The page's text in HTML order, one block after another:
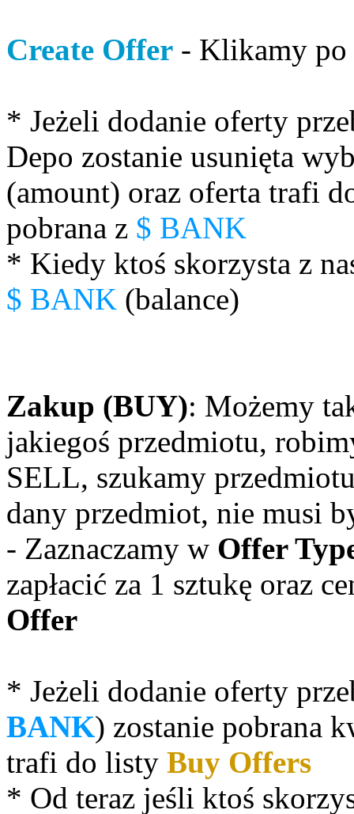
Create Offer - Klikamy po
* Jeżeli dodanie oferty
Depo zostanie usunięta
(amount) oraz oferta trafi
pobrana z $ BANK
* Kiedy ktoś skorzysta z
$ BANK (balance)
Zakup (BUY): Możemy
jakiegoś przedmiotu,
SELL, szukamy
dany przedmiot, nie musi
- Zaznaczamy w Offer
zapłacić za 1 sztukę oraz
Offer
* Jeżeli dodanie oferty
BANK) zostanie pobrana
trafi do listy Buy Offers
* Od teraz jeśli ktoś